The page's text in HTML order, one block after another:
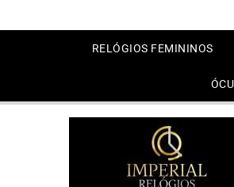
RELÓGIOS FEMININOS